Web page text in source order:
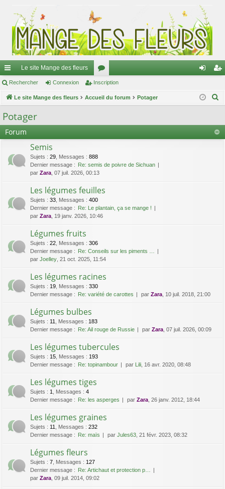
ac
co
ur
ci
Le site Mange des fleurs
or
u ne cri
on
Rechercher Connexion Inscription
Le site Mange des fleurs Accueil du forum Potager
e
Potager
Forum
Semis
Sujets : 29 Messages : 888
Dernier message : Re: semis de poivre de Sichuan
par Zara , 07 juil. 2026, 00:13
Les légumes feuilles
Sujets : 33 Messages : 400
Dernier message : Re: Le plantain, ça se mange !
par Zara , 19 janv. 2026, 10:46
Légumes fruits
Sujets : 22 Messages : 306
Dernier message : Re: Conseils sur les piments …
par Joelley , 21 oct. 2025, 11:54
Les légumes racines
Sujets : 19 Messages : 330
Dernier message : Re: variété de carottes par Zara , 10 juil. 2018, 21:00
Légumes bulbes
Sujets : 11 Messages : 183
Dernier message : Re: Ail rouge de Russie par Zara , 07 juil. 2026, 00:09
Les légumes tubercules
Sujets : 15 Messages : 193
Dernier message : Re: topinambour par Lili , 16 avr. 2020, 08:48
Les légumes tiges
Sujets : 1 Messages : 4
Dernier message : Re: les asperges par Zara , 26 janv. 2012, 18:44
Les légumes graines
Sujets : 11 Messages : 232
Dernier message : Re: maïs par Jules63 , 21 févr. 2023, 08:32
Légumes fleurs
Sujets : 7 Messages : 127
Dernier message : Re: Artichaut et protection p…
par Zara , 09 juil. 2014, 09:02